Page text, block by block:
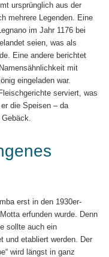
ursprünglich aus der
mehrere Legenden. Eine
im Jahr 1176 bei
seien, was als
Eine andere berichtet
mit
eingeladen war.
serviert, was
die Speisen – da
erst in den 1930er-
erfunden wurde. Denn
sollte auch ein
und etabliert werden. Der
wird längst in ganz